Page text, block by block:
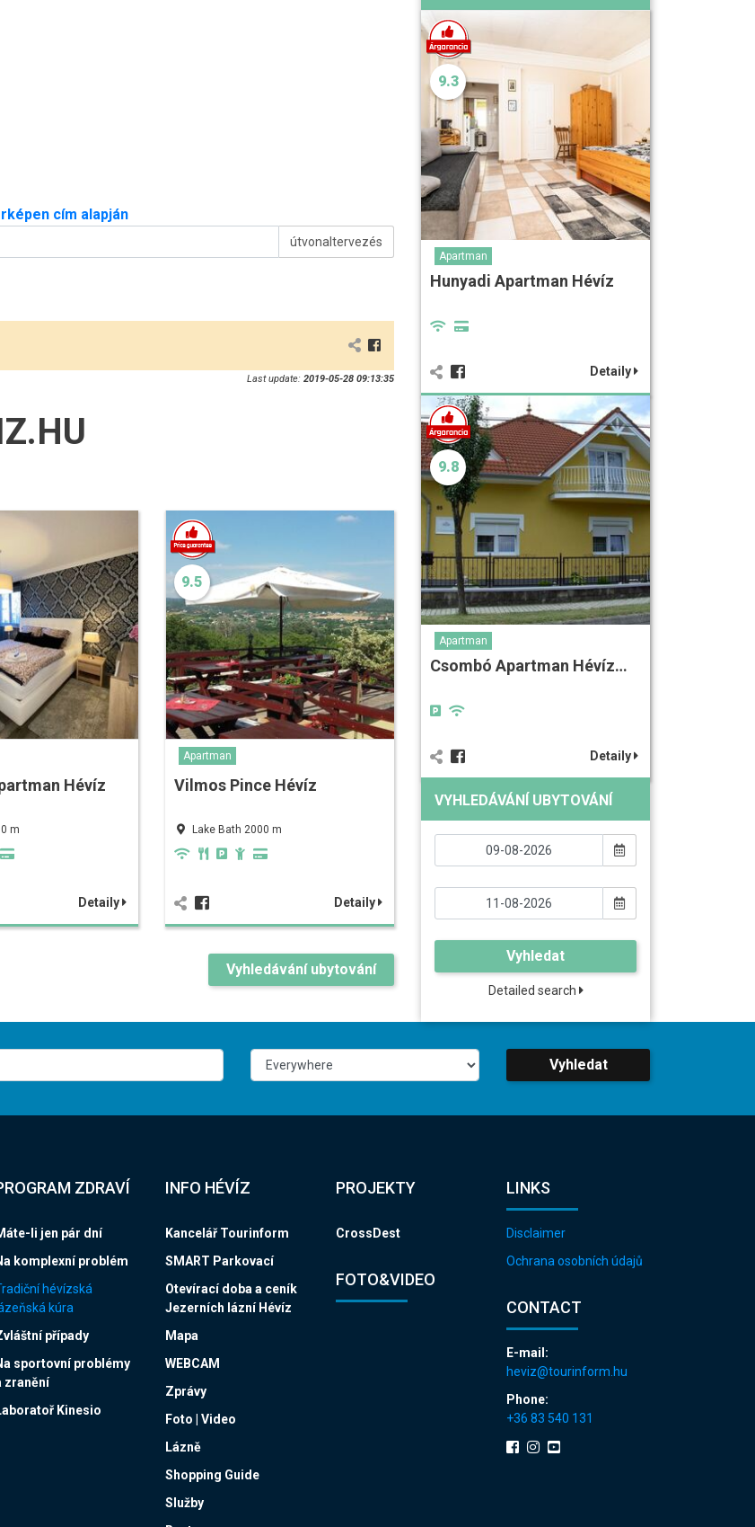
cím alapján
útvonaltervezés
Last update: 2019-05-28 09:13:35
Hévíz
m
Detaily
9.5
Apartman
Vilmos Pince Hévíz
Lake Bath 2000 m
Detaily
Vyhledávání ubytování
9.3
Apartman
Hunyadi Apartman Hévíz
Detaily
9.8
Apartman
Csombó Apartman Hévíz…
Detaily
VYHLEDÁVÁNÍ UBYTOVÁNÍ
Vyhledat
Detailed search
Vyhledat
ZDRAVÍ
li jen pár dní
komplexní problém
hévízská
kúra
případy
sportovní problémy
zranění
Kinesio
INFO HÉVÍZ
Kancelář Tourinform
SMART Parkovací
Otevírací doba a ceník
Jezerních lázní Hévíz
Mapa
WEBCAM
Zprávy
Foto | Video
Lázně
Shopping Guide
Služby
PROJEKTY
CrossDest
FOTO&VIDEO
LINKS
Disclaimer
Ochrana osobních údajů
CONTACT
E-mail:
heviz@tourinform.hu
Phone:
+36 83 540 131